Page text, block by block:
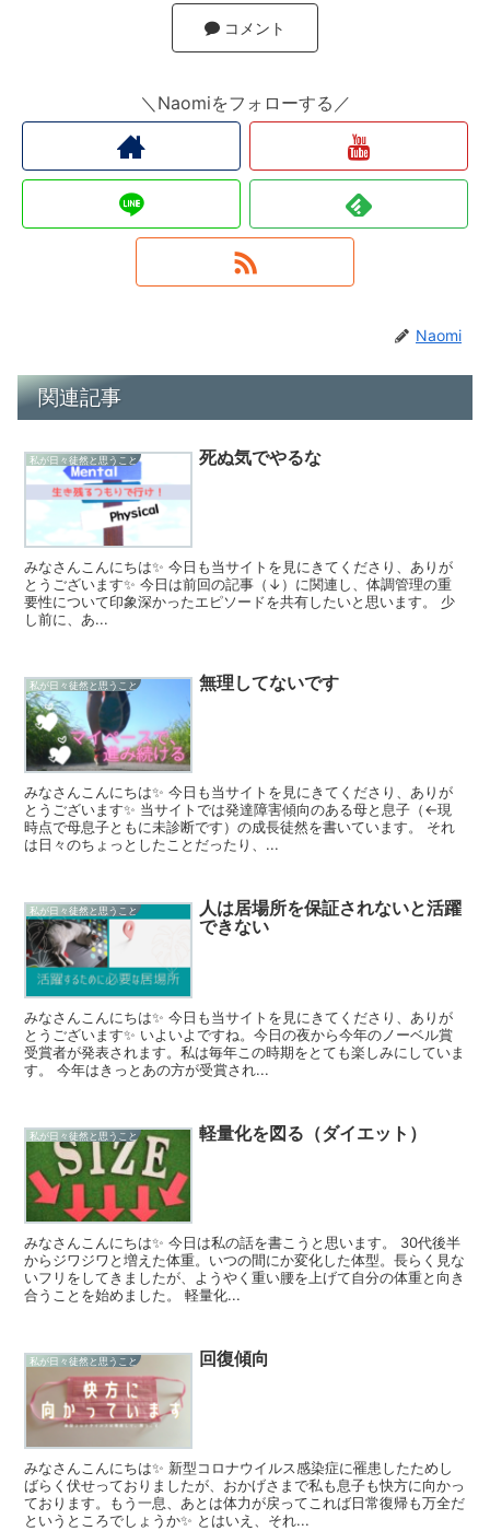
コメント
＼Naomiをフォローする／
Naomi
関連記事
私が日々徒然と思うこと 死ぬ気でやるな
みなさんこんにちは✨ 今日も当サイトを見にきてくださり、ありが
とうございます✨ 今日は前回の記事（↓）に関連し、体調管理の重
要性について印象深かったエピソードを共有したいと思います。 少
し前に、あ...
私が日々徒然と思うこと 無理してないです
みなさんこんにちは✨ 今日も当サイトを見にきてくださり、ありが
とうございます✨ 当サイトでは発達障害傾向のある母と息子（←現
時点で母息子ともに未診断です）の成長徒然を書いています。 それ
は日々のちょっとしたことだったり、...
私が日々徒然と思うこと
人は居場所を保証されないと活躍
できない
みなさんこんにちは✨ 今日も当サイトを見にきてくださり、ありが
とうございます✨ いよいよですね。今日の夜から今年のノーベル賞
受賞者が発表されます。私は毎年この時期をとても楽しみにしていま
す。 今年はきっとあの方が受賞され...
私が日々徒然と思うこと 軽量化を図る（ダイエット）
みなさんこんにちは✨ 今日は私の話を書こうと思います。 30代後半
からジワジワと増えた体重。いつの間にか変化した体型。長らく見な
いフリをしてきましたが、ようやく重い腰を上げて自分の体重と向き
合うことを始めました。 軽量化...
私が日々徒然と思うこと 回復傾向
みなさんこんにちは✨ 新型コロナウイルス感染症に罹患したためし
ばらく伏せっておりましたが、おかげさまで私も息子も快方に向かっ
ております。もう一息、あとは体力が戻ってこれば日常復帰も万全だ
というところでしょうか✨ とはいえ、それ...